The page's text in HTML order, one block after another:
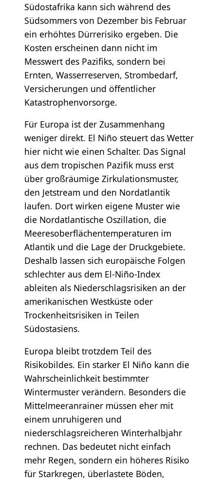
Südostafrika kann sich während des
Südsommers von Dezember bis Februar
ein erhöhtes Dürrerisiko ergeben. Die
Kosten erscheinen dann nicht im
Messwert des Pazifiks, sondern bei
Ernten, Wasserreserven, Strombedarf,
Versicherungen und öffentlicher
Katastrophenvorsorge.
Für Europa ist der Zusammenhang
weniger direkt. El Niño steuert das Wetter
hier nicht wie einen Schalter. Das Signal
aus dem tropischen Pazifik muss erst
über großräumige Zirkulationsmuster,
den Jetstream und den Nordatlantik
laufen. Dort wirken eigene Muster wie
die Nordatlantische Oszillation, die
Meeresoberflächentemperaturen im
Atlantik und die Lage der Druckgebiete.
Deshalb lassen sich europäische Folgen
schlechter aus dem El-Niño-Index
ableiten als Niederschlagsrisiken an der
amerikanischen Westküste oder
Trockenheitsrisiken in Teilen
Südostasiens.
Europa bleibt trotzdem Teil des
Risikobildes. Ein starker El Niño kann die
Wahrscheinlichkeit bestimmter
Wintermuster verändern. Besonders die
Mittelmeeranrainer müssen eher mit
einem unruhigeren und
niederschlagsreicheren Winterhalbjahr
rechnen. Das bedeutet nicht einfach
mehr Regen, sondern ein höheres Risiko
für Starkregen, überlastete Böden,